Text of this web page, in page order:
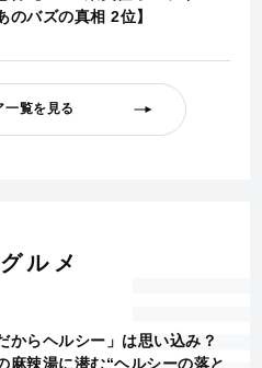
バズの真相 2位】
一覧を見る
グルメ
からヘルシー」は思い込み？
麻辣湯に潜む“ヘルシーの落と